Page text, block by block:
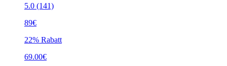
5.0 (141)
89€
22% Rabatt
69.00€